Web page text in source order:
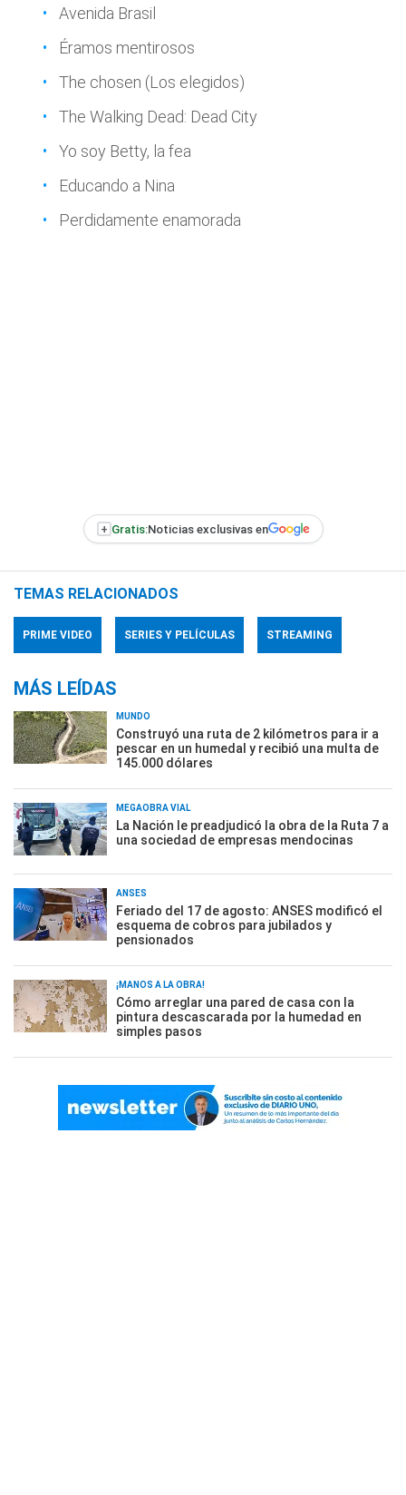
Avenida Brasil
Éramos mentirosos
The chosen (Los elegidos)
The Walking Dead: Dead City
Yo soy Betty, la fea
Educando a Nina
Perdidamente enamorada
+ Gratis:Noticias exclusivas en
TEMAS RELACIONADOS
PRIME VIDEO SERIES Y PELÍCULAS STREAMING
MÁS LEÍDAS
MUNDO
Construyó una ruta de 2 kilómetros para ir a
pescar en un humedal y recibió una multa de
145.000 dólares
MEGAOBRA VIAL
La Nación le preadjudicó la obra de la Ruta 7 a
una sociedad de empresas mendocinas
ANSES
Feriado del 17 de agosto: ANSES modificó el
esquema de cobros para jubilados y
pensionados
¡MANOS A LA OBRA!
Cómo arreglar una pared de casa con la
pintura descascarada por la humedad en
simples pasos